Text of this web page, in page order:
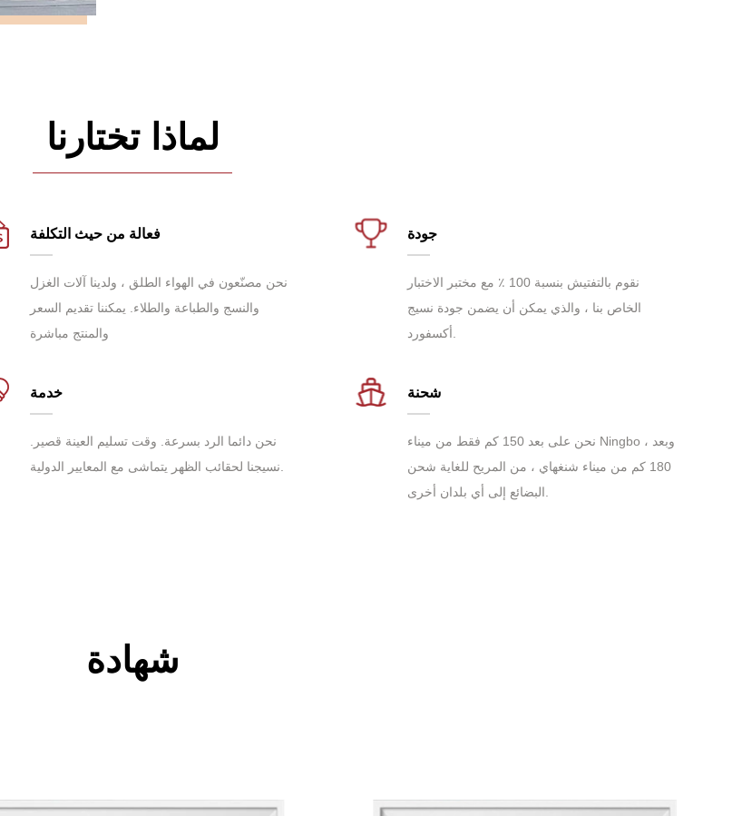
لماذا تختارنا
فعالة من حيث التكلفة
نحن مصنّعون في الهواء الطلق ، ولدينا آلات الغزل
والنسج والطباعة والطلاء. يمكننا تقديم السعر
والمنتج مباشرة
جودة
نقوم بالتفتيش بنسبة 100 ٪ مع مختبر الاختبار
الخاص بنا ، والذي يمكن أن يضمن جودة نسيج
خدمة
نحن دائما الرد بسرعة. وقت تسليم العينة قصير.
شحنة
نحن على بعد 150 كم فقط من ميناء Ningbo ، وبعد
180 كم من ميناء شنغهاي ، من المريح للغاية شحن
شهادة